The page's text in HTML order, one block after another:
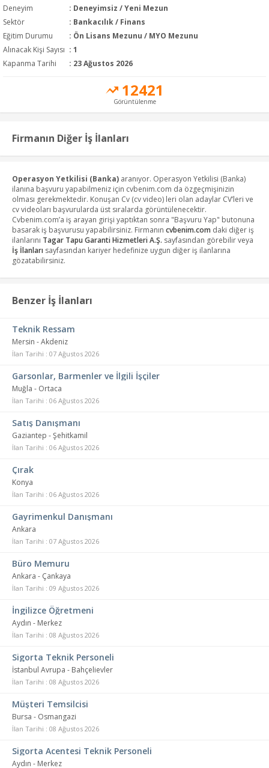
Deneyim
: Deneyimsiz / Yeni Mezun
Sektör
: Bankacılık / Finans
Eğitim Durumu
: Ön Lisans Mezunu / MYO Mezunu
Alınacak Kişi Sayısı : 1
Kapanma Tarihi
: 23 Ağustos 2026
12421
Görüntülenme
Firmanın Diğer İş İlanları
Operasyon Yetkilisi (Banka) aranıyor. Operasyon Yetkilisi (Banka)
ilanına başvuru yapabilmeniz için cvbenim.com da özgeçmişinizin
olması gerekmektedir. Konuşan Cv (cv video) leri olan adaylar CV’leri ve
cv videoları başvurularda üst sıralarda görüntülenecektir.
Cvbenim.com’a iş arayan girişi yaptıktan sonra "Başvuru Yap" butonuna
basarak iş başvurusu yapabilirsiniz. Firmanın cvbenim.com daki diğer iş
ilanlarını Tagar Tapu Garanti Hizmetleri A.Ş. sayfasından görebilir veya
İş İlanları sayfasından kariyer hedefinize uygun diğer iş ilanlarına
gözatabilirsiniz.
Benzer İş İlanları
Teknik Ressam
Mersin - Akdeniz
İlan Tarihi : 07 Ağustos 2026
Garsonlar, Barmenler ve İlgili İşçiler
Muğla - Ortaca
İlan Tarihi : 06 Ağustos 2026
Satış Danışmanı
Gaziantep - Şehitkamil
İlan Tarihi : 06 Ağustos 2026
Çırak
Konya
İlan Tarihi : 06 Ağustos 2026
Gayrimenkul Danışmanı
Ankara
İlan Tarihi : 07 Ağustos 2026
Büro Memuru
Ankara - Çankaya
İlan Tarihi : 09 Ağustos 2026
İngilizce Öğretmeni
Aydın - Merkez
İlan Tarihi : 08 Ağustos 2026
Sigorta Teknik Personeli
İstanbul Avrupa - Bahçelievler
İlan Tarihi : 08 Ağustos 2026
Müşteri Temsilcisi
Bursa - Osmangazi
İlan Tarihi : 08 Ağustos 2026
Sigorta Acentesi Teknik Personeli
Aydın - Merkez